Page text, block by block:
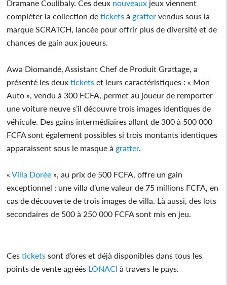
Dramane Coulibaly. Ces deux nouveaux jeux viennent
compléter la collection de tickets à gratter vendus sous la
marque SCRATCH, lancée pour offrir plus de diversité et de
chances de gain aux joueurs.
Awa Diomandé, Assistant Chef de Produit Grattage, a
présenté les deux tickets et leurs caractéristiques : « Mon
Auto », vendu à 300 FCFA, permet au joueur de remporter
une voiture neuve s’il découvre trois images identiques de
véhicule. Des gains intermédiaires allant de 300 à 500 000
FCFA sont également possibles si trois montants identiques
apparaissent sous le masque à gratter.
« Villa Dorée », au prix de 500 FCFA, offre un gain
exceptionnel : une villa d’une valeur de 75 millions FCFA, en
cas de découverte de trois images de villa. Là aussi, des lots
secondaires de 500 à 250 000 FCFA sont mis en jeu.
Ces tickets sont d’ores et déjà disponibles dans tous les
points de vente agréés LONACI à travers le pays.